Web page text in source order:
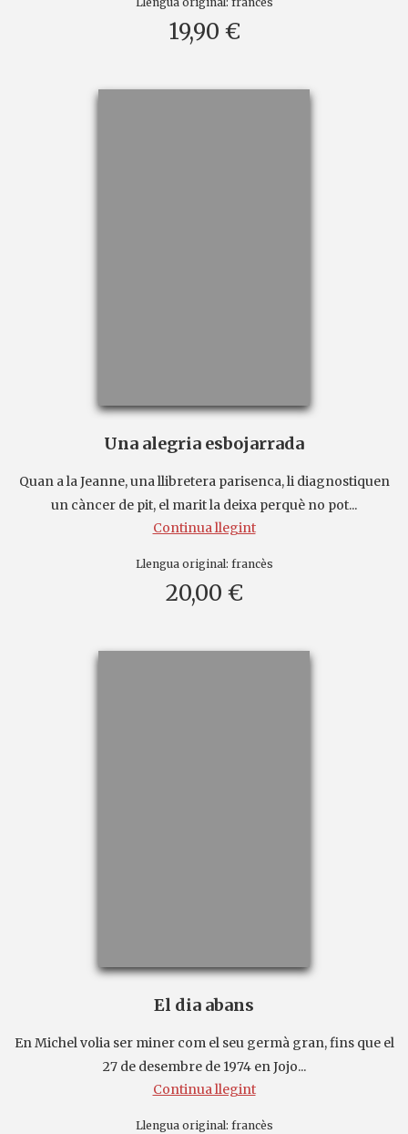
19,90 €
Una alegria esbojarrada
Quan a la Jeanne, una llibretera parisenca, li diagnostiquen
un càncer de pit, el marit la deixa perquè no pot...
Continua llegint
Llengua original: francès
20,00 €
El dia abans
En Michel volia ser miner com el seu germà gran, fins que el
27 de desembre de 1974 en Jojo...
Continua llegint
Llengua original: francès